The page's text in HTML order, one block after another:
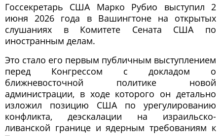
Госсекретарь США Марко Рубио выступил 2
июня 2026 года в Вашингтоне на открытых
слушаниях в Комитете Сената США по
иностранным делам.
Это стало его первым публичным выступлением
перед Конгрессом с докладом о
ближневосточной политике новой
администрации, в ходе которого он детально
изложил позицию США по урегулированию
конфликта, деэскалации на израильско-
ливанской границе и ядерным требованиям к